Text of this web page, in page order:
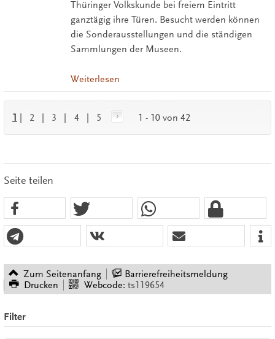
Thüringer Volkskunde bei freiem Eintritt
ganztägig ihre Türen. Besucht werden können
die Sonderausstellungen und die ständigen
Sammlungen der Museen.
Weiterlesen
1 2 3 4 5 1 - 10 von 42
Seite teilen
Zum Seitenanfang
Barrierefreiheitsmeldung
Drucken
Webcode: ts119654
Filter